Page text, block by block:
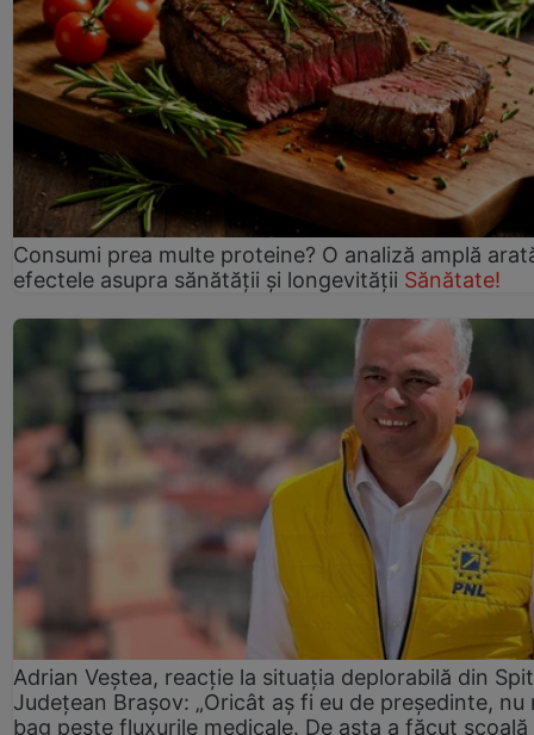
Consumi prea multe proteine? O analiză amplă
efectele asupra sănătății și longevității Sănătate!
Adrian Veștea, reacție la situația deplorabilă din
Județean Brașov: „Oricât aș fi eu de președinte, nu
bag peste fluxurile medicale. De asta a făcut școală